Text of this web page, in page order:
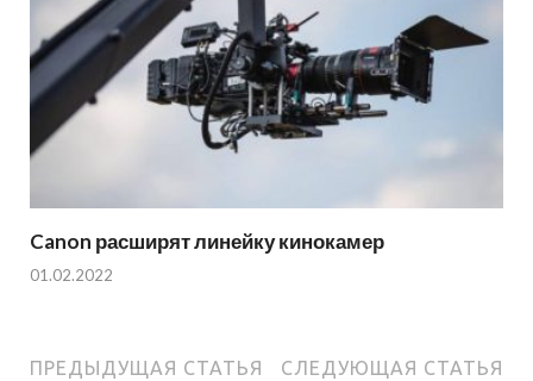
Canon расширят линейку кинокамер
01.02.2022
ПРЕДЫДУЩАЯ СТАТЬЯ СЛЕДУЮЩАЯ СТАТЬЯ